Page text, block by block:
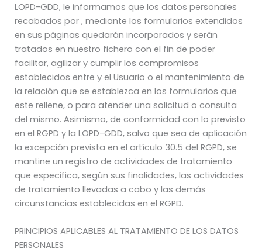
LOPD-GDD, le informamos que los datos personales
recabados por , mediante los formularios extendidos
en sus páginas quedarán incorporados y serán
tratados en nuestro fichero con el fin de poder
facilitar, agilizar y cumplir los compromisos
establecidos entre y el Usuario o el mantenimiento de
la relación que se establezca en los formularios que
este rellene, o para atender una solicitud o consulta
del mismo. Asimismo, de conformidad con lo previsto
en el RGPD y la LOPD-GDD, salvo que sea de aplicación
la excepción prevista en el artículo 30.5 del RGPD, se
mantine un registro de actividades de tratamiento
que especifica, según sus finalidades, las actividades
de tratamiento llevadas a cabo y las demás
circunstancias establecidas en el RGPD.
PRINCIPIOS APLICABLES AL TRATAMIENTO DE LOS DATOS
PERSONALES